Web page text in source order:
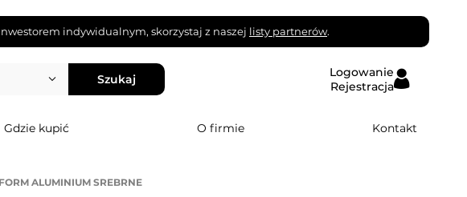
indywidualnym, skorzystaj z naszej listy partnerów.
Szukaj
Logowanie
Rejestracja
Gdzie kupić O firmie Kontakt
ALUMINIUM SREBRNE